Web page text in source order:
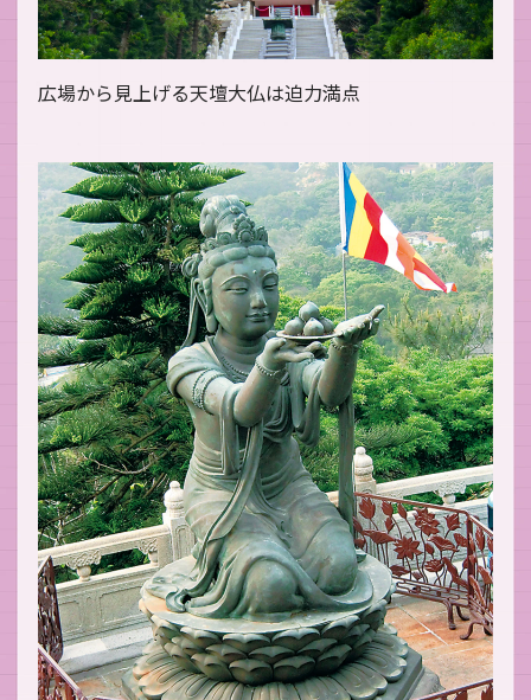
広場から見上げる天壇大仏は迫力満点